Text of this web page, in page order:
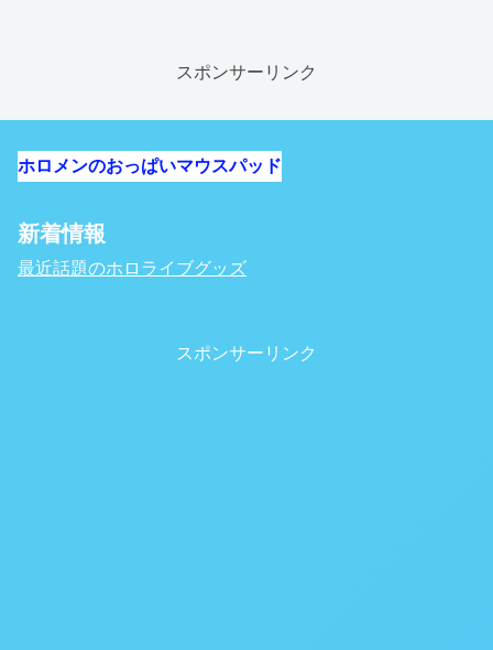
スポンサーリンク
ホロメンのおっぱいマウスパッド
新着情報
最近話題のホロライブグッズ
スポンサーリンク